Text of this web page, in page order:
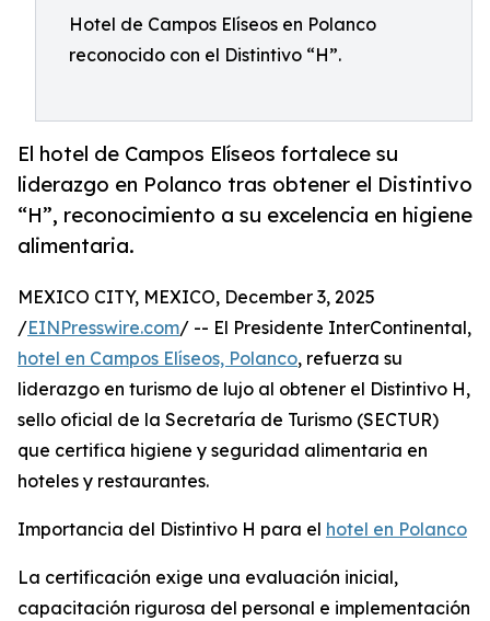
Hotel de Campos Elíseos en Polanco
reconocido con el Distintivo “H”.
El hotel de Campos Elíseos fortalece su
liderazgo en Polanco tras obtener el Distintivo
“H”, reconocimiento a su excelencia en higiene
alimentaria.
MEXICO CITY, MEXICO, December 3, 2025
/EINPresswire.com/ -- El Presidente InterContinental,
hotel en Campos Elíseos, Polanco, refuerza su
liderazgo en turismo de lujo al obtener el Distintivo H,
sello oficial de la Secretaría de Turismo (SECTUR)
que certifica higiene y seguridad alimentaria en
hoteles y restaurantes.
Importancia del Distintivo H para el hotel en Polanco
La certificación exige una evaluación inicial,
capacitación rigurosa del personal e implementación